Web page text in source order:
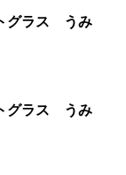
ん フロートグラス うみ
ん デザートグラス うみ